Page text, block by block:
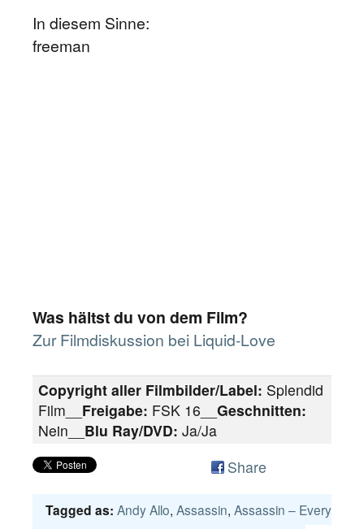
In diesem Sinne:
freeman
Was hältst du von dem Film?
Zur Filmdiskussion bei Liquid-Love
Copyright aller Filmbilder/Label: Splendid
Film__ Freigabe: FSK 16__ Geschnitten:
Nein__ Blu Ray/DVD: Ja/Ja
Share
Tagged as: Andy Allo, Assassin, Assassin – Every